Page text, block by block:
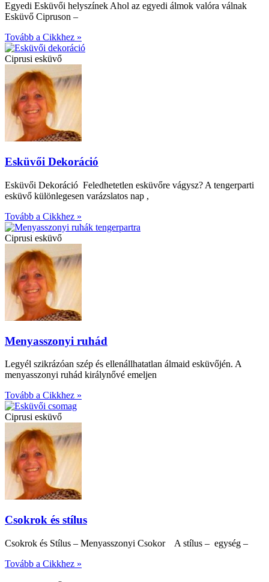
Egyedi Esküvői helyszínek Ahol az egyedi álmok valóra válnak
Esküvő Cipruson –
Tovább a Cikkhez »
Ciprusi esküvő
Esküvői Dekoráció
Esküvői Dekoráció Feledhetetlen esküvőre vágysz? A tengerparti
esküvő különlegesen varázslatos nap ,
Tovább a Cikkhez »
Ciprusi esküvő
Menyasszonyi ruhád
Legyél szikrázóan szép és ellenállhatatlan álmaid esküvőjén. A
menyasszonyi ruhád királynővé emeljen
Tovább a Cikkhez »
Ciprusi esküvő
Csokrok és stílus
Csokrok és Stílus – Menyasszonyi Csokor A stílus – egység –
Tovább a Cikkhez »